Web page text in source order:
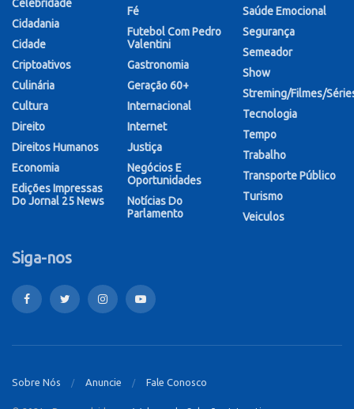
Celebridade
Cidadania
Cidade
Criptoativos
Culinária
Cultura
Direito
Direitos Humanos
Economia
Edições Impressas
Do Jornal 25 News
Fé
Futebol Com Pedro
Valentini
Gastronomia
Geração 60+
Internacional
Internet
Justiça
Negócios E
Oportunidades
Notícias Do
Parlamento
Saúde Emocional
Segurança
Semeador
Show
Streming/Filmes/
Tecnologia
Tempo
Trabalho
Transporte Público
Turismo
Veiculos
Siga-nos
Sobre Nós Anuncie Fale Conosco